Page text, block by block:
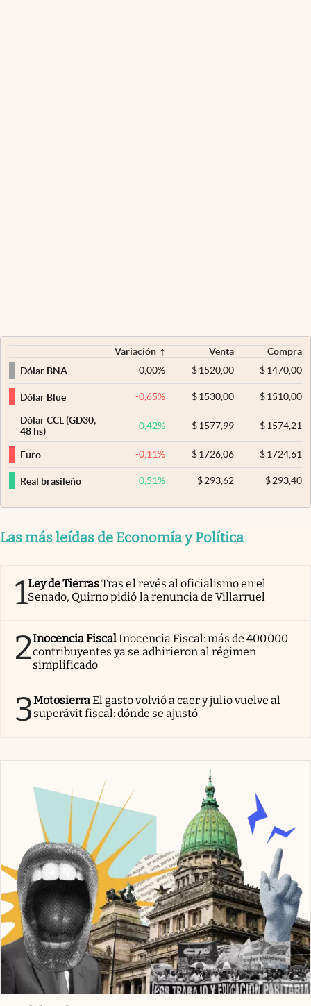
Variación Venta
Compra
Dólar BNA
0,00% $ 1520,00 $1470,00
Dólar Blue -0,65% $ 1530,00 $1510,00
Dólar CCL (GD30,
48 hs)
0,42% $ 1577,99 $1574,21
Euro -0,11% $ 1726,06 $1724,61
Real brasileño 0,51% $293,62 $293,40
Las más leídas de Economía y Política
1Ley de TierrasTras el revés al oficialismo en el
Senado, Quirno pidió la renuncia de Villarruel
2Inocencia FiscalInocencia Fiscal: más de 400.000
contribuyentes ya se adhirieron al régimen
simplificado
3MotosierraEl gasto volvió a caer y julio vuelve al
superávit fiscal: dónde se ajustó